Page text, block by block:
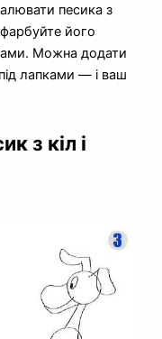
песика з
його
Можна додати
лапками — і ваш
з кіл і